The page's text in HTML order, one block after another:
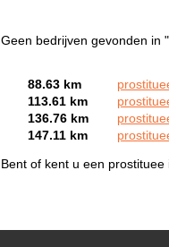
Geen bedrijven gevonden in
88.63 km
113.61 km
136.76 km
147.11 km
Bent of kent u een prostituee